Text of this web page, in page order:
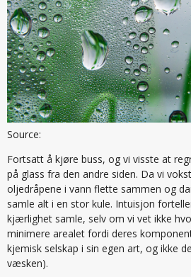
Source:
Fortsatt å kjøre buss, og vi visste at
på glass fra den andre siden. Da vi
oljedråpene i vann flette sammen og
samle alt i en stor kule. Intuisjon
kjærlighet samle, selv om vi vet ikke
minimere arealet fordi deres
kjemisk selskap i sin egen art, og ikke
væsken).